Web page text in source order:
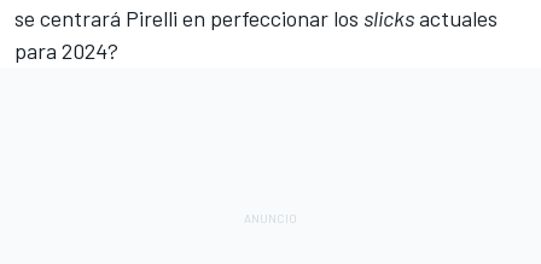
se centrará Pirelli en perfeccionar los slicksactuales
para 2024?